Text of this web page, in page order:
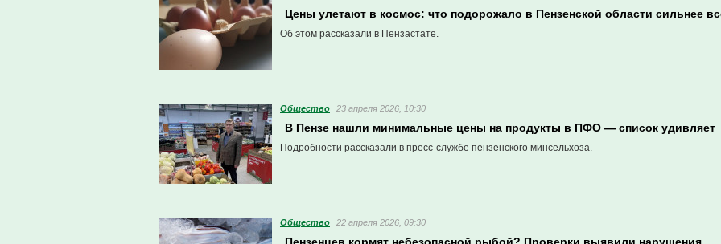
Цены улетают в космос: что подорожало в Пензенской области сильнее
Об этом рассказали в Пензастате.
Общество 23 апреля 2026, 10:30
В Пензе нашли минимальные цены на продукты в ПФО — список удивляет
Подробности рассказали в пресс-службе пензенского минсельхоза.
Общество 22 апреля 2026, 09:30